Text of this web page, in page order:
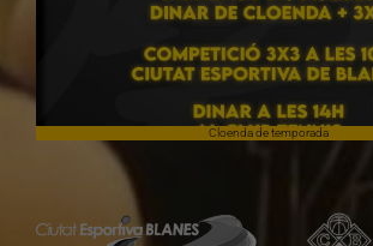
Cloenda de temporada